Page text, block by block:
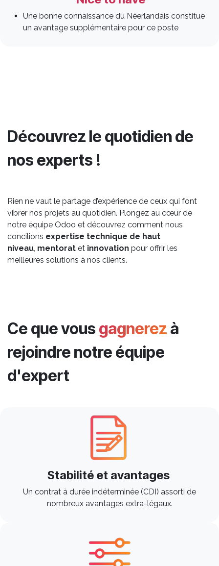
Une bonne connaissance du Néerlandais constitue
un avantage supplémentaire pour ce poste
Découvrez le quotidien de
nos experts !
Rien ne vaut le partage d’expérience de ceux qui font
vibrer nos projets au quotidien. Plongez au cœur de
notre équipe Odoo et découvrez comment nous
concilions expertise technique de haut
niveau, mentorat et innovation pour offrir les
meilleures solutions à nos clients.
Ce que vous gagnerez à
rejoindre notre équipe
d'expert
Stabilité et avantages
Un contrat à durée indéterminée (CDI) assorti de
nombreux avantages extra-légaux.